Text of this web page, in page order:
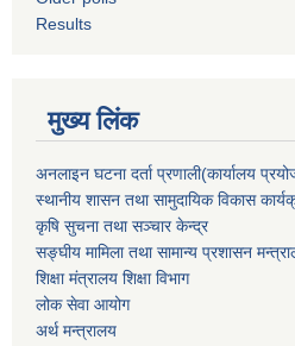
Results
मुख्य लिंक
अनलाइन घटना दर्ता प्रणाली(कार्यालय
स्थानीय शासन तथा सामुदायिक विकास
कृषि सुचना तथा सञ्चार केन्द्र
सङ्घीय मामिला तथा सामान्य प्रशासन
शिक्षा मंत्रालय शिक्षा विभाग
लोक सेवा आयोग
अर्थ मन्त्रालय